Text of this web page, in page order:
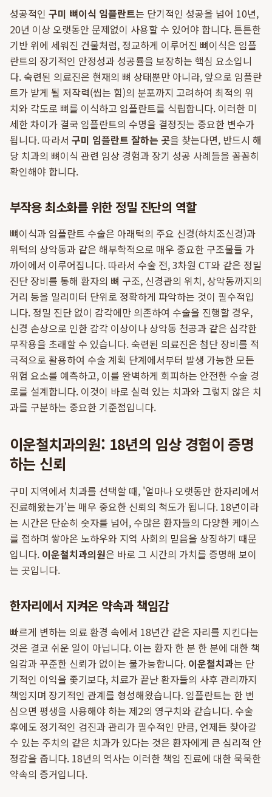
성공적인 구미 뼈이식 임플란트는 단기적인 성공을 넘어 10년,
20년 이상 오랫동안 문제없이 사용할 수 있어야 합니다. 튼튼한
기반 위에 세워진 건물처럼, 정교하게 이루어진 뼈이식은 임플
란트의 장기적인 안정성과 성공률을 보장하는 핵심 요소입니
다. 숙련된 의료진은 현재의 뼈 상태뿐만 아니라, 앞으로 임플란
트가 받게 될 저작력(씹는 힘)의 분포까지 고려하여 최적의 위
치와 각도로 뼈를 이식하고 임플란트를 식립합니다. 이러한 미
세한 차이가 결국 임플란트의 수명을 결정짓는 중요한 변수가
됩니다. 따라서 구미 임플란트 잘하는 곳을 찾는다면, 반드시 해
당 치과의 뼈이식 관련 임상 경험과 장기 성공 사례들을 꼼꼼히
확인해야 합니다.
부작용 최소화를 위한 정밀 진단의 역할
뼈이식과 임플란트 수술은 아래턱의 주요 신경(하치조신경)과
위턱의 상악동과 같은 해부학적으로 매우 중요한 구조물들 가
까이에서 이루어집니다. 따라서 수술 전, 3차원 CT와 같은 정밀
진단 장비를 통해 환자의 뼈 구조, 신경관의 위치, 상악동까지의
거리 등을 밀리미터 단위로 정확하게 파악하는 것이 필수적입
니다. 정밀 진단 없이 감각에만 의존하여 수술을 진행할 경우,
신경 손상으로 인한 감각 이상이나 상악동 천공과 같은 심각한
부작용을 초래할 수 있습니다. 숙련된 의료진은 첨단 장비를 적
극적으로 활용하여 수술 계획 단계에서부터 발생 가능한 모든
위험 요소를 예측하고, 이를 완벽하게 회피하는 안전한 수술 경
로를 설계합니다. 이것이 바로 실력 있는 치과와 그렇지 않은 치
과를 구분하는 중요한 기준점입니다.
이운철치과의원: 18년의 임상 경험이 증명
하는 신뢰
구미 지역에서 치과를 선택할 때, '얼마나 오랫동안 한자리에서
진료해왔는가'는 매우 중요한 신뢰의 척도가 됩니다. 18년이라
는 시간은 단순히 숫자를 넘어, 수많은 환자들의 다양한 케이스
를 접하며 쌓아온 노하우와 지역 사회의 믿음을 상징하기 때문
입니다. 이운철치과의원은 바로 그 시간의 가치를 증명해 보이
는 곳입니다.
한자리에서 지켜온 약속과 책임감
빠르게 변하는 의료 환경 속에서 18년간 같은 자리를 지킨다는
것은 결코 쉬운 일이 아닙니다. 이는 환자 한 분 한 분에 대한 책
임감과 꾸준한 신뢰가 없이는 불가능합니다. 이운철치과는 단
기적인 이익을 좇기보다, 치료가 끝난 환자들의 사후 관리까지
책임지며 장기적인 관계를 형성해왔습니다. 임플란트는 한 번
심으면 평생을 사용해야 하는 제2의 영구치와 같습니다. 수술
후에도 정기적인 검진과 관리가 필수적인 만큼, 언제든 찾아갈
수 있는 주치의 같은 치과가 있다는 것은 환자에게 큰 심리적 안
정감을 줍니다. 18년의 역사는 이러한 책임 진료에 대한 묵묵한
약속의 증거입니다.